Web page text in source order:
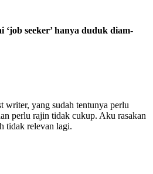
‘job seeker’ hanya duduk diam-
writer, yang sudah tentunya perlu
perlu rajin tidak cukup. Aku rasakan
tidak relevan lagi.